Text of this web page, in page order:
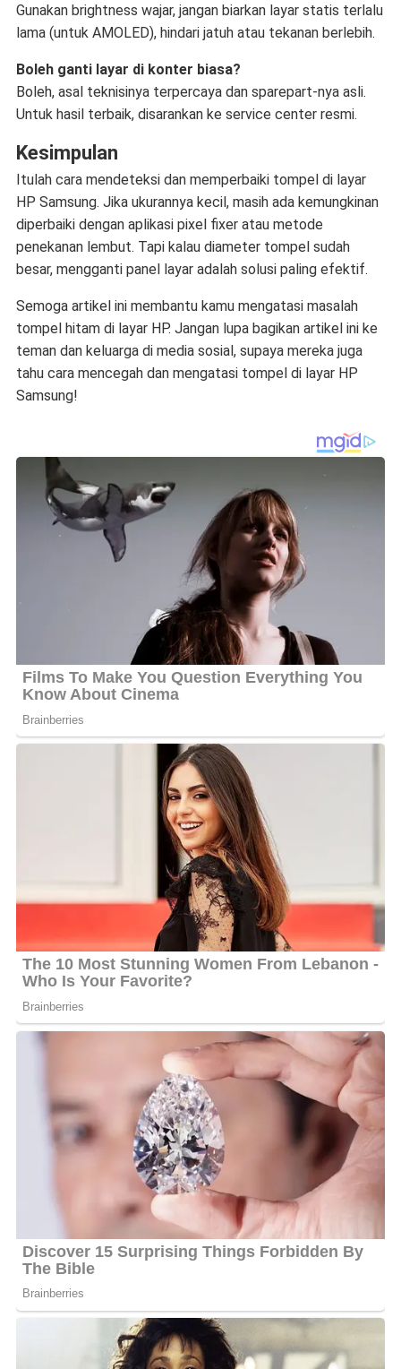
Gunakan brightness wajar, jangan biarkan layar statis terlalu
lama (untuk AMOLED), hindari jatuh atau tekanan berlebih.
Boleh ganti layar di konter biasa?
Boleh, asal teknisinya terpercaya dan sparepart-nya asli.
Untuk hasil terbaik, disarankan ke service center resmi.
Kesimpulan
Itulah cara mendeteksi dan memperbaiki tompel di layar
HP Samsung. Jika ukurannya kecil, masih ada kemungkinan
diperbaiki dengan aplikasi pixel fixer atau metode
penekanan lembut. Tapi kalau diameter tompel sudah
besar, mengganti panel layar adalah solusi paling efektif.
Semoga artikel ini membantu kamu mengatasi masalah
tompel hitam di layar HP. Jangan lupa bagikan artikel ini ke
teman dan keluarga di media sosial, supaya mereka juga
tahu cara mencegah dan mengatasi tompel di layar HP
Samsung!